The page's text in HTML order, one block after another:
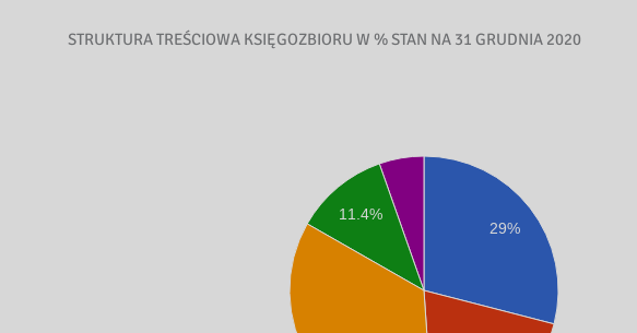
STRUKTURA TREŚCIOWA KSIĘGOZBIORU W % STAN NA 31 GRUDNIA 2020
29%
11.4%